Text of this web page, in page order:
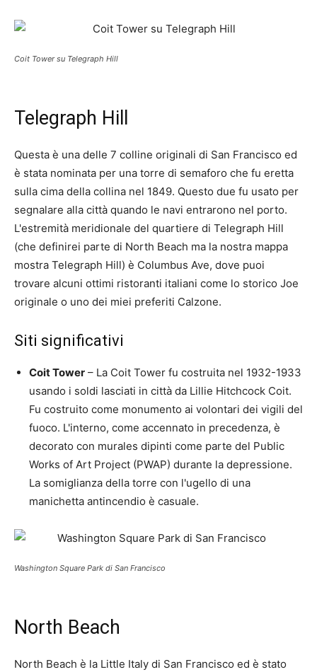
Coit Tower su Telegraph Hill
Telegraph Hill
Questa è una delle 7 colline originali di San Francisco ed
è stata nominata per una torre di semaforo che fu eretta
sulla cima della collina nel 1849. Questo due fu usato per
segnalare alla città quando le navi entrarono nel porto.
L'estremità meridionale del quartiere di Telegraph Hill
(che definirei parte di North Beach ma la nostra mappa
mostra Telegraph Hill) è Columbus Ave, dove puoi
trovare alcuni ottimi ristoranti italiani come lo storico Joe
originale o uno dei miei preferiti Calzone.
Siti significativi
Coit Tower – La Coit Tower fu costruita nel 1932-1933
usando i soldi lasciati in città da Lillie Hitchcock Coit.
Fu costruito come monumento ai volontari dei vigili del
fuoco. L'interno, come accennato in precedenza, è
decorato con murales dipinti come parte del Public
Works of Art Project (PWAP) durante la depressione.
La somiglianza della torre con l'ugello di una
manichetta antincendio è casuale.
Washington Square Park di San Francisco
North Beach
North Beach è la Little Italy di San Francisco ed è stato